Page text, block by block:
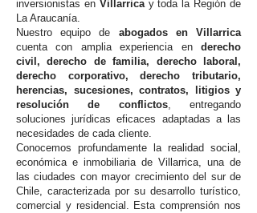
inversionistas en Villarricay toda la Región de
La Araucanía.
Nuestro equipo de abogados en Villarrica
cuenta con amplia experiencia en derecho
civil, derecho de familia, derecho laboral,
derecho corporativo, derecho tributario,
herencias, sucesiones, contratos, litigios y
resolución de conflictos, entregando
soluciones jurídicas eficaces adaptadas a las
necesidades de cada cliente.
Conocemos profundamente la realidad social,
económica e inmobiliaria de Villarrica, una de
las ciudades con mayor crecimiento del sur de
Chile, caracterizada por su desarrollo turístico,
comercial y residencial. Esta comprensión nos